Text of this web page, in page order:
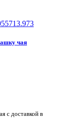
чая
с доставкой в